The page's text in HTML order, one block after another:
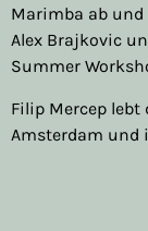
Marimba ab und
Alex Brajkovic
Summer
Filip Mercep
Amsterdam und